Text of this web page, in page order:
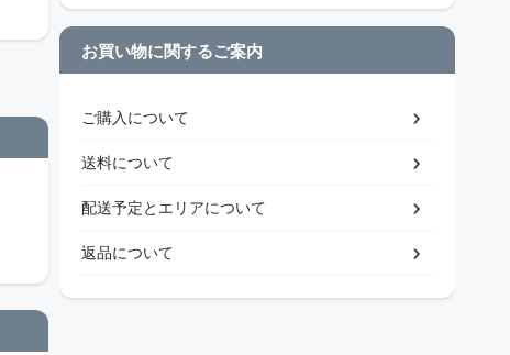
お買い物に関するご案内
ご購入について
送料について
配送予定とエリアについて
返品について